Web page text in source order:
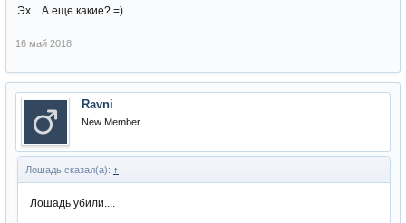
Эх... А еще какие? =)
16 май 2018
Ravni
New Member
Лошадь сказал(а): ↑
Лошадь убили....